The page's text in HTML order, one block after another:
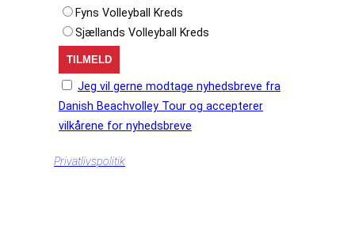
Fyns Volleyball Kreds
Sjællands Volleyball Kreds
Jeg vil gerne modtage nyhedsbreve fra
Danish Beachvolley Tour og accepterer
vilkårene for nyhedsbreve
Privatlivspolitik